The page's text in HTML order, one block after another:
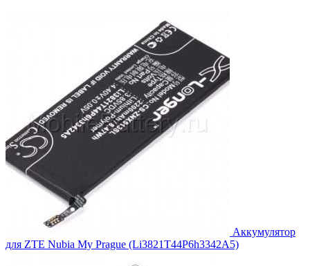
1,584.00₽.
Аккумулятор
для ZTE Nubia My Prague (Li3821T44P6h3342A5)